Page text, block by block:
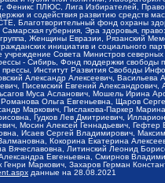
Феникс ПЛЮС, Лига Избирателей,
и содействия развитию средств
Благотворительный фонд охраны
губерния, Эра здоровья,
Женщины Евразии, Рязанский
инициатив и социального
Совета Министров северных
- Сибирь, Фонд поддержки
Институт Развития Свободы
Александр Алексеевич,
Писемский Евгений
Муса Асланович, Мошель Ирина
Ольга Евгеньевна, Щаров
Маркович, Пислакова-Паркер
Гудков Лев Дмитриевич,
Мосин Алексей Геннадьевич,
Исаев Сергей Владимирович,
Кокорина Екатерина
Вячеславовна, Литинский Леонид
Евгеньевна, Смирнов
Маркович, Захаров Герман
данные на 28.08.2021